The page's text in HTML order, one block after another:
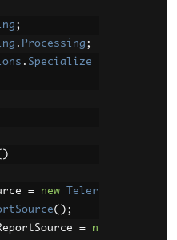
;
. Processing ;
. Specialize
= new
Teler
();
=
n